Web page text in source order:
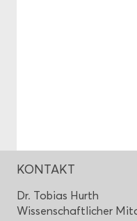
KON­TAKT
Dr. To­bi­as Hurth
Wis­sen­schaft­li­cher